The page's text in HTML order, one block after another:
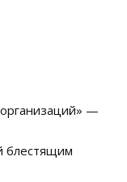
—
блестящим